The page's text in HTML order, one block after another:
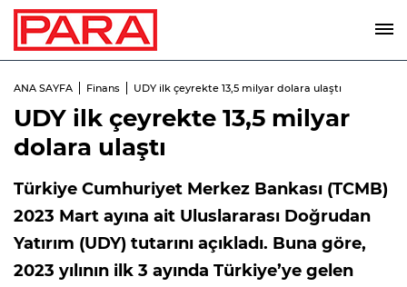
ANA SAYFA Finans UDY ilk çeyrekte 13,5 milyar dolara ulaştı
UDY ilk çeyrekte 13,5 milyar
dolara ulaştı
Türkiye Cumhuriyet Merkez Bankası (TCMB)
2023 Mart ayına ait Uluslararası Doğrudan
Yatırım (UDY) tutarını açıkladı. Buna göre,
2023 yılının ilk 3 ayında Türkiye’ye gelen